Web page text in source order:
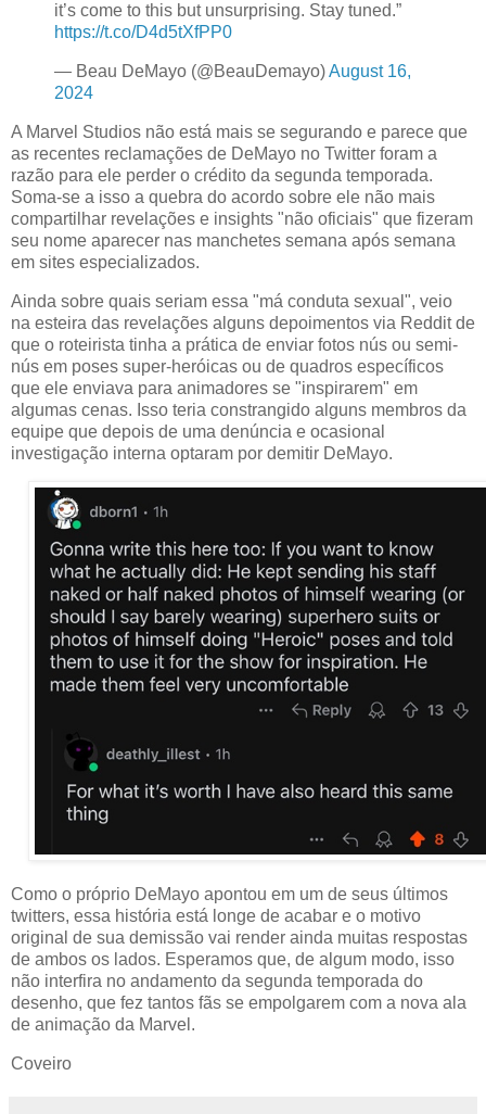
it’s come to this but unsurprising. Stay tuned.”
https://t.co/D4d5tXfPP0
— Beau DeMayo (@BeauDemayo)August 16,
2024
A Marvel Studios não está mais se segurando e parece que
as recentes reclamações de DeMayo no Twitter foram a
razão para ele perder o crédito da segunda temporada.
Soma-se a isso a quebra do acordo sobre ele não mais
compartilhar revelações e insights "não oficiais" que fizeram
seu nome aparecer nas manchetes semana após semana
em sites especializados.
Ainda sobre quais seriam essa "má conduta sexual", veio
na esteira das revelações alguns depoimentos via Reddit de
que o roteirista tinha a prática de enviar fotos nús ou semi-
nús em poses super-heróicas ou de quadros específicos
que ele enviava para animadores se "inspirarem" em
algumas cenas. Isso teria constrangido alguns membros da
equipe que depois de uma denúncia e ocasional
investigação interna optaram por demitir DeMayo.
Como o próprio DeMayo apontou em um de seus últimos
twitters, essa história está longe de acabar e o motivo
original de sua demissão vai render ainda muitas respostas
de ambos os lados. Esperamos que, de algum modo, isso
não interfira no andamento da segunda temporada do
desenho, que fez tantos fãs se empolgarem com a nova ala
de animação da Marvel.
Coveiro